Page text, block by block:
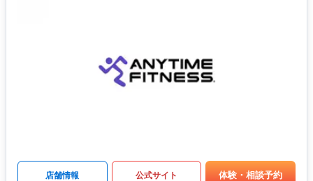
店舗情報 公式サイト 体験・相談予約